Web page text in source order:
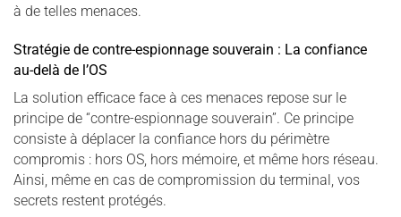
à de telles menaces.
Stratégie de contre-espionnage souverain : La confiance
au-delà de l’OS
La solution efficace face à ces menaces repose sur le
principe de “contre-espionnage souverain”. Ce principe
consiste à déplacer la confiance hors du périmètre
compromis : hors OS, hors mémoire, et même hors réseau.
Ainsi, même en cas de compromission du terminal, vos
secrets restent protégés.